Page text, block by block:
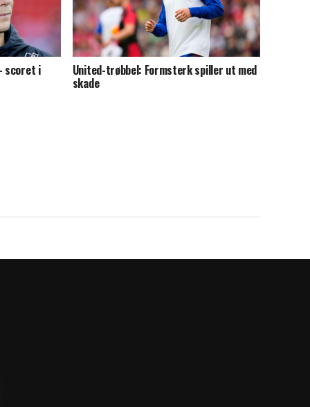
scoret i United-trøbbel: Formsterk spiller ut med
skade